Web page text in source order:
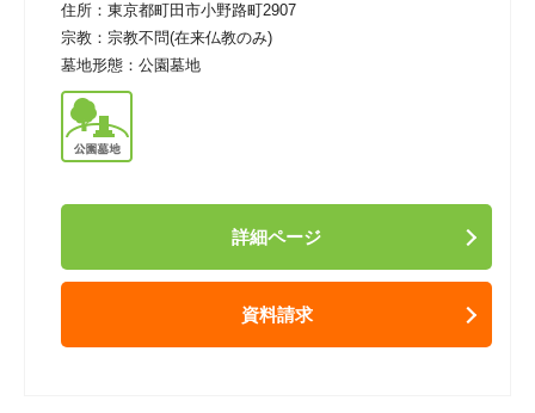
住所： 東京都町田市小野路町2907
宗教： 宗教不問(在来仏教のみ)
墓地形態： 公園墓地
詳細ページ
資料請求